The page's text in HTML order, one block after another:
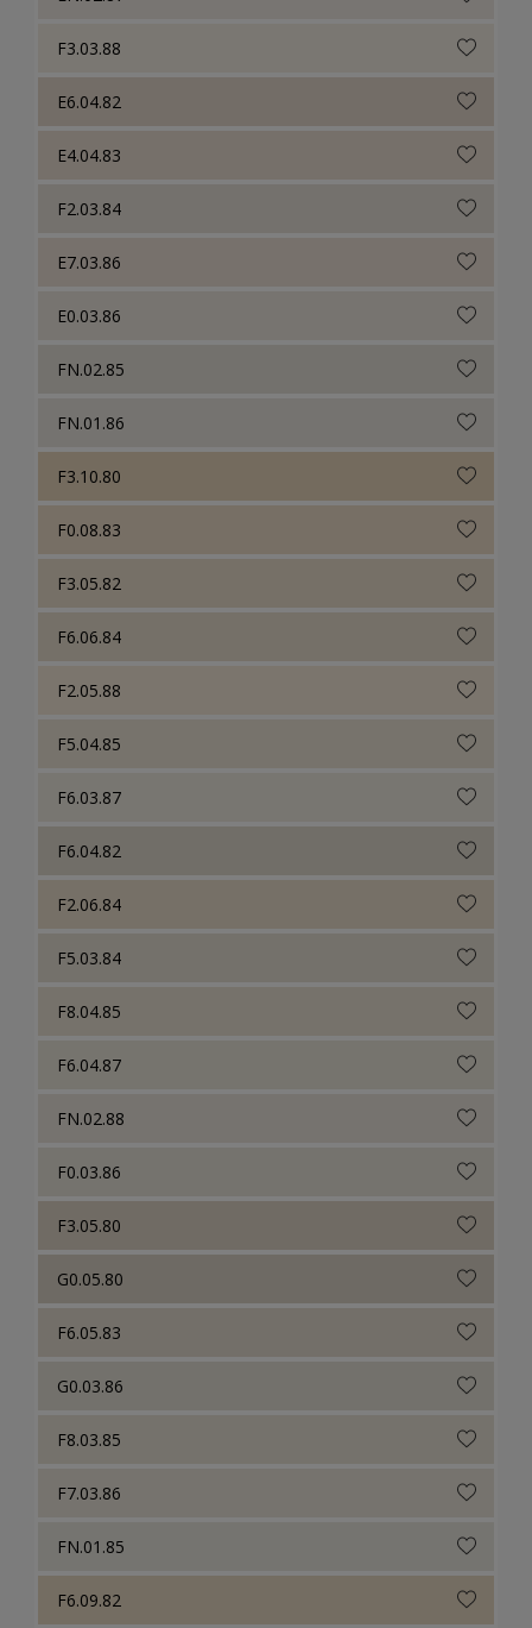
F3.03.88
E6.04.82
E4.04.83
F2.03.84
E7.03.86
E0.03.86
FN.02.85
FN.01.86
F3.10.80
F0.08.83
F3.05.82
F6.06.84
F2.05.88
F5.04.85
F6.03.87
F6.04.82
F2.06.84
F5.03.84
F8.04.85
F6.04.87
FN.02.88
F0.03.86
F3.05.80
G0.05.80
F6.05.83
G0.03.86
F8.03.85
F7.03.86
FN.01.85
F6.09.82